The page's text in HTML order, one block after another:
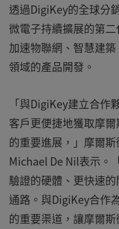
透過DigiKey的全球分
微電子持續擴展的第
加速物聯網、智慧建
領域的產品開發。
「與DigiKey建立合作
客戶更便捷地獲取摩
的重要進展，」摩爾
Michael De Nil表示。
驗證的硬體、更快速
通路。與DigiKey合作
的重要渠道，讓摩爾